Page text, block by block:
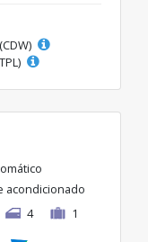
acondicionado
4 1